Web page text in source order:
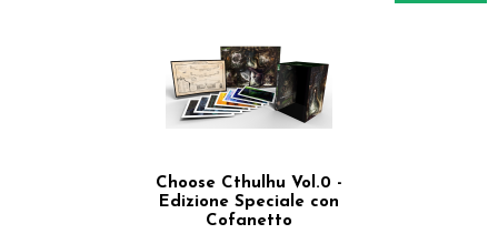
Choose Cthulhu Vol.0 -
Edizione Speciale con
Cofanetto